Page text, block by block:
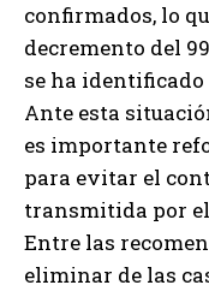
confirmados, lo
decremento del
se ha
Ante esta
es importante
para evitar el
transmitida por
Entre las
eliminar de las